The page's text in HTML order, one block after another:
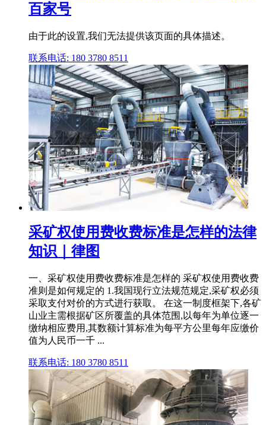
百家号
由于此的设置,我们无法提供该页面的具体描述。
联系电话: 180 3780 8511
采矿权使用费收费标准是怎样的法律
知识｜律图
一、采矿权使用费收费标准是怎样的 采矿权使用费收费
准则是如何规定的 1.我国现行立法规范规定,采矿权必须
采取支付对价的方式进行获取。 在这一制度框架下,各矿
山业主需根据矿区所覆盖的具体范围,以每年为单位逐一
缴纳相应费用,其数额计算标准为每平方公里每年应缴价
值为人民币一千 ...
联系电话: 180 3780 8511